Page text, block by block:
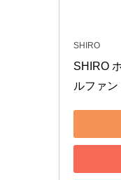
SHIRO
SHIRO
ルファン